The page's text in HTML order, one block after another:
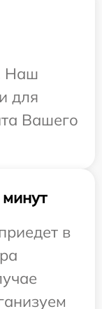
Наш
для
Вашего
в